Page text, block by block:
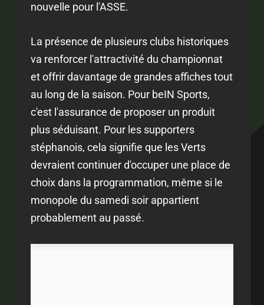
nouvelle pour l'ASSE.
La présence de plusieurs clubs historiques
va renforcer l'attractivité du championnat
et offrir davantage de grandes affiches tout
au long de la saison. Pour beIN Sports,
c'est l'assurance de proposer un produit
plus séduisant. Pour les supporters
stéphanois, cela signifie que les Verts
devraient continuer d'occuper une place de
choix dans la programmation, même si le
monopole du samedi soir appartient
probablement au passé.